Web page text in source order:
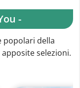
-
popolari della
selezioni.